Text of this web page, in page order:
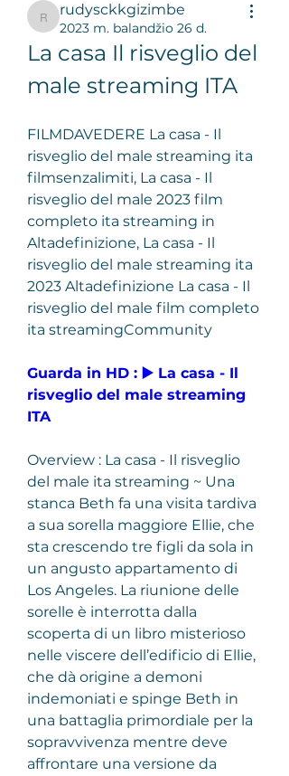
rudysckkgizimbe
rudysckkgizimbe
2023 m. balandžio 26 d.
La casa Il risveglio del
male streaming ITA
FILMDAVEDERE La casa - Il
risveglio del male streaming ita
filmsenzalimiti, La casa - Il
risveglio del male 2023 film
completo ita streaming in
Altadefinizione, La casa - Il
risveglio del male streaming ita
2023 Altadefinizione La casa - Il
risveglio del male film completo
ita streamingCommunity
Guarda in HD : ▶️ La casa - Il
risveglio del male streaming
ITA
Overview : La casa - Il risveglio
del male ita streaming ~ Una
stanca Beth fa una visita tardiva
a sua sorella maggiore Ellie, che
sta crescendo tre figli da sola in
un angusto appartamento di
Los Angeles. La riunione delle
sorelle è interrotta dalla
scoperta di un libro misterioso
nelle viscere dell’edificio di Ellie,
che dà origine a demoni
indemoniati e spinge Beth in
una battaglia primordiale per la
sopravvivenza mentre deve
affrontare una versione da